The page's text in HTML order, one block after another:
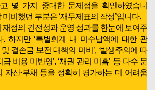
몇 가지 중대한 문제점을 확인하였습니
비했던 부분은 ‘재무제표의 작성’입니다.
정의 건전성과 운영 성과를 한눈에 보여주
. 하지만 ‘특별회계 내 미수납액에 대한 관
및 결손금 보전 대책의 미비’, ‘발생주의에 따
비용 미반영’, ‘채권 관리 미흡’ 등 다수 문
자산·부채 등을 정확히 평가하는 데 어려움